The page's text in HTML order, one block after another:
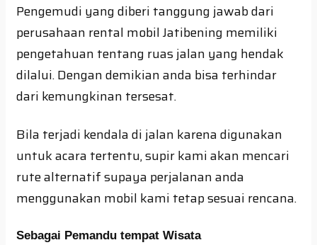
Pengemudi yang diberi tanggung jawab dari
perusahaan rental mobil Jatibening memiliki
pengetahuan tentang ruas jalan yang hendak
dilalui. Dengan demikian anda bisa terhindar
dari kemungkinan tersesat.
Bila terjadi kendala di jalan karena digunakan
untuk acara tertentu, supir kami akan mencari
rute alternatif supaya perjalanan anda
menggunakan mobil kami tetap sesuai rencana.
Sebagai Pemandu tempat Wisata